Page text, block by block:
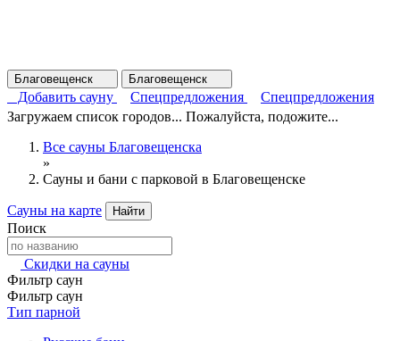
Благовещенск Благовещенск
Добавить сауну Спецпредложения
Спецпредложения
Загружаем список городов... Пожалуйста, подожите...
Все сауны Благовещенска
»
Сауны и бани с парковой в Благовещенске
Сауны на карте Найти
Поиск
Скидки на сауны
Фильтр саун
Фильтр саун
Тип парной